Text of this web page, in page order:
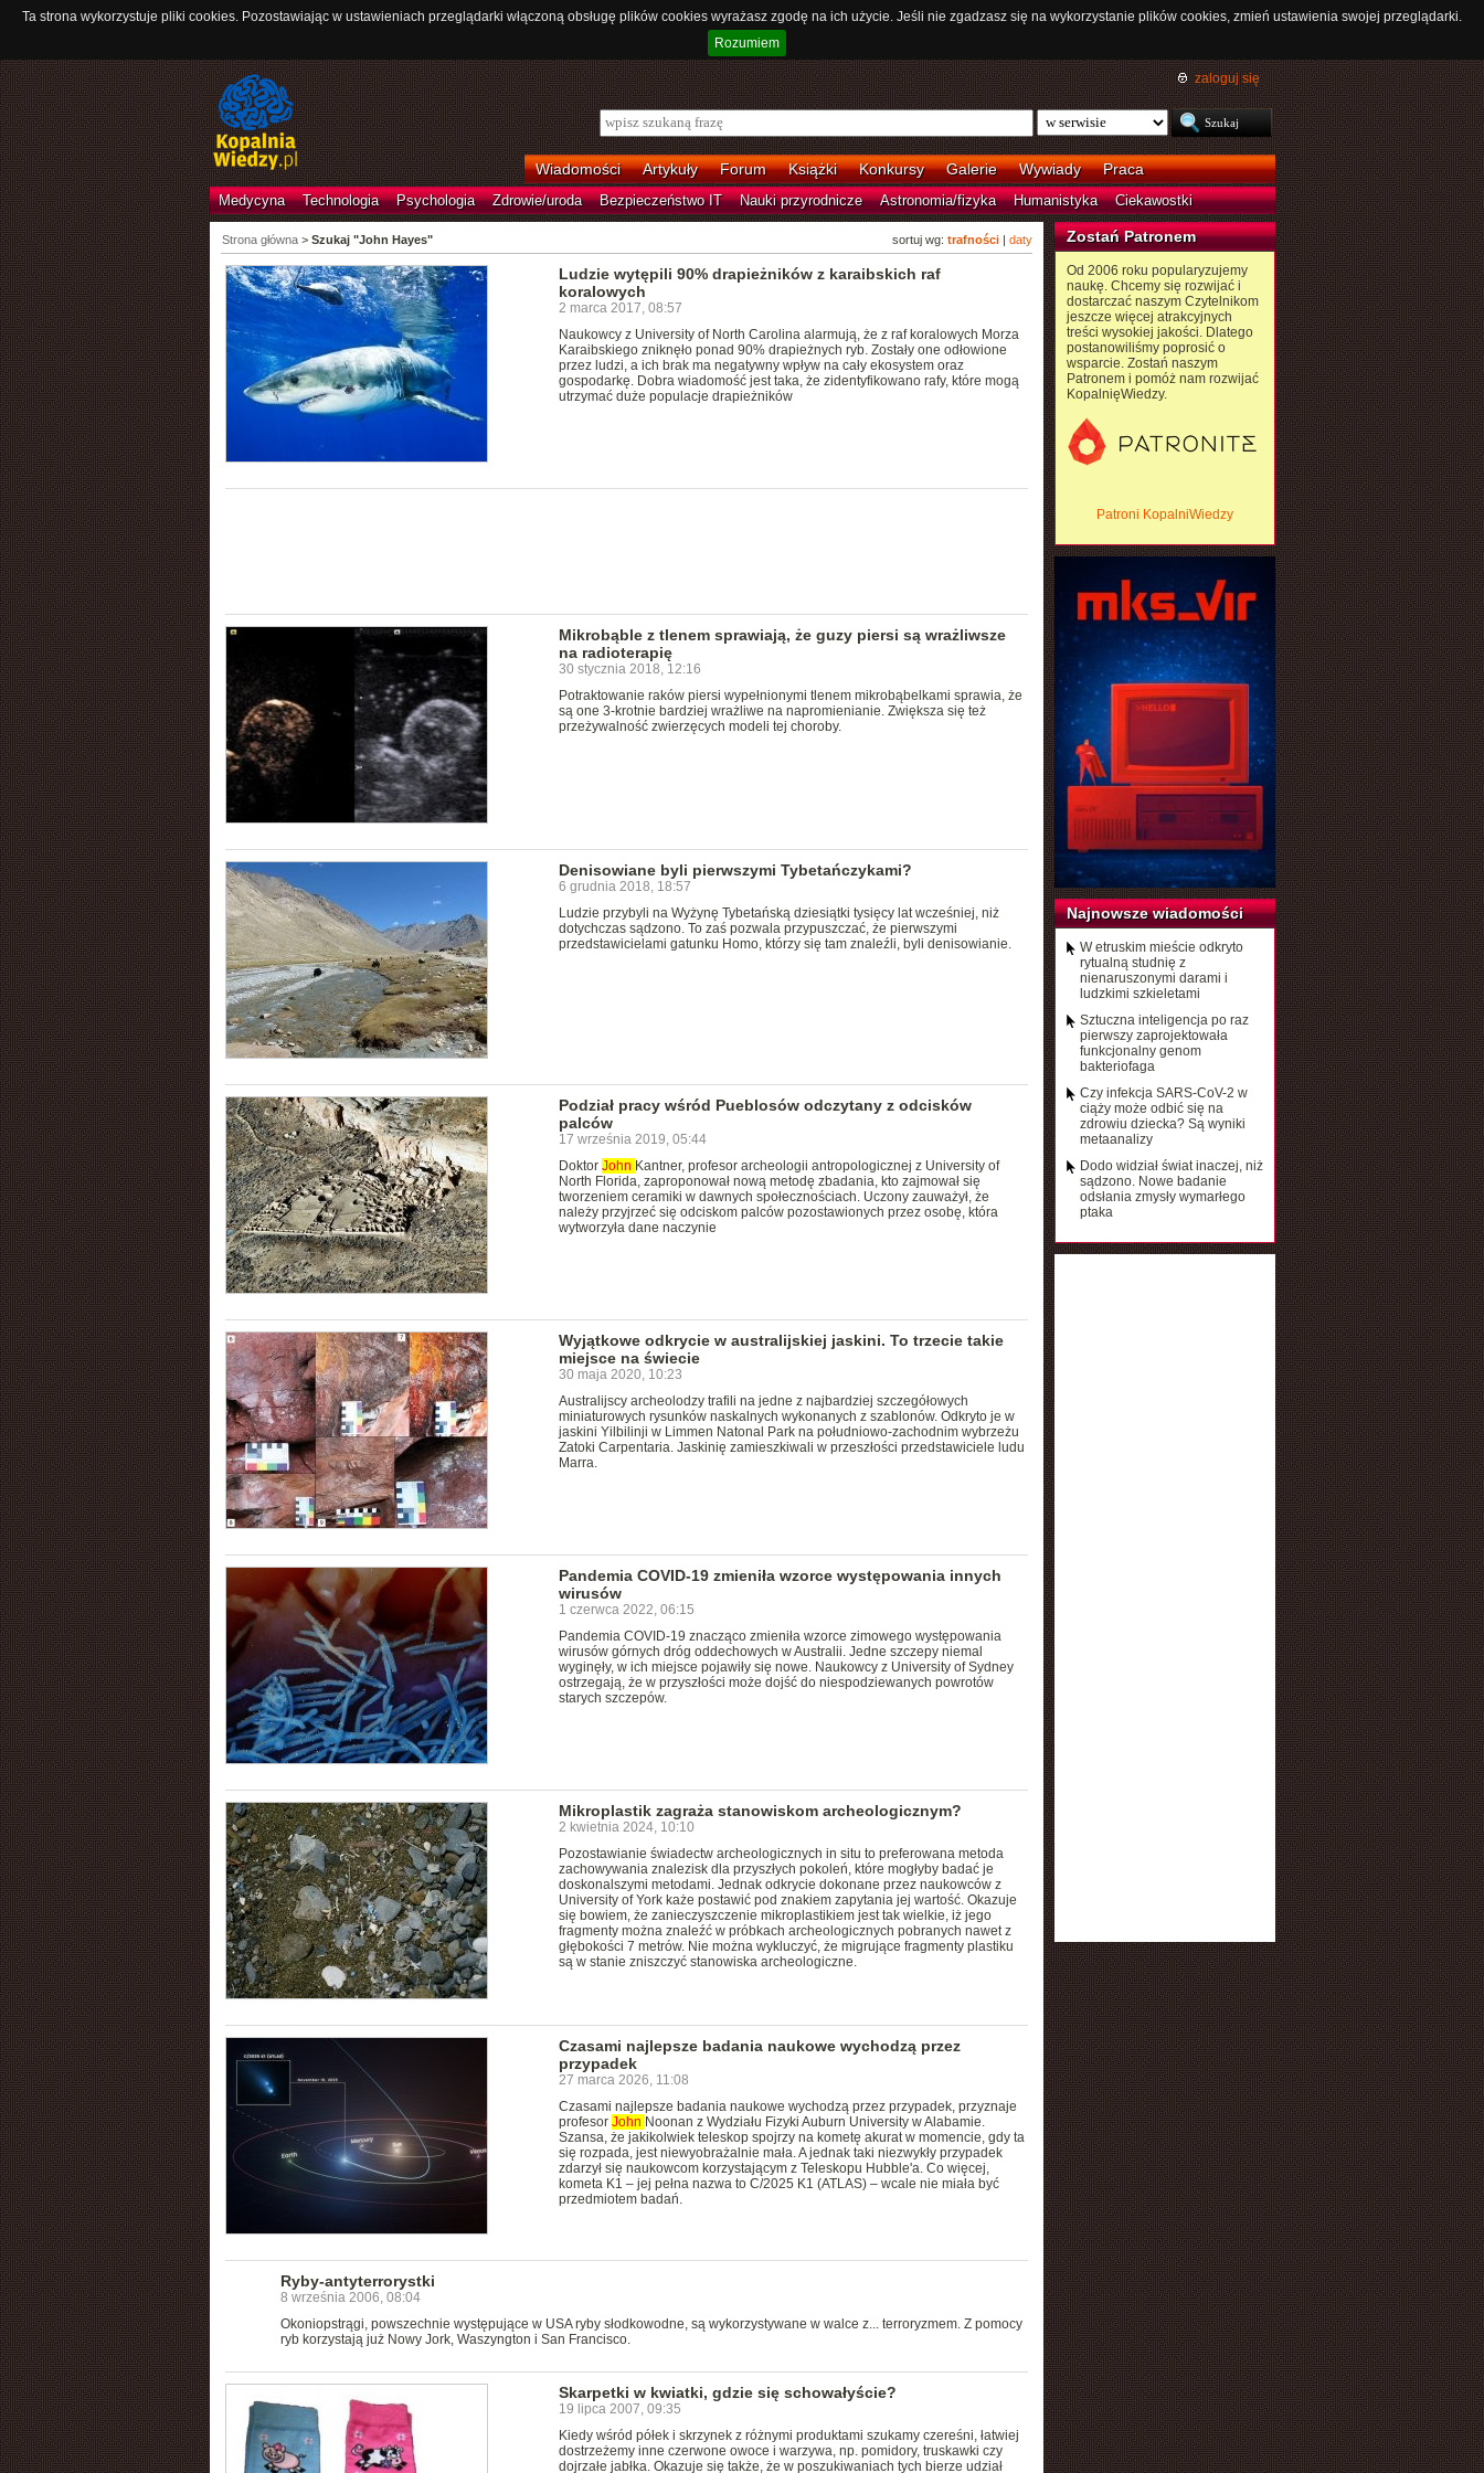
Ta strona wykorzystuje pliki cookies. Pozostawiając w ustawieniach przeglądarki włączoną obsługę plików cookies wyrażasz zgodę na ich użycie. Jeśli nie zgadzasz się na wykorzystanie plików cookies, zmień ustawienia swojej przeglądarki.
Rozumiem
zaloguj się
Wiadomości Artykuły Forum Książki Konkursy Galerie Wywiady Praca
Medycyna Technologia Psychologia Zdrowie/uroda Bezpieczeństwo IT Nauki przyrodnicze Astronomia/fizyka Humanistyka Ciekawostki
sortuj wg: trafności| daty
Strona główna> Szukaj "John Hayes"
Ludzie wytępili 90% drapieżników z karaibskich raf
koralowych
2 marca 2017, 08:57
Naukowcy z University of North Carolina alarmują, że z raf koralowych Morza
Karaibskiego zniknęło ponad 90% drapieżnych ryb. Zostały one odłowione
przez ludzi, a ich brak ma negatywny wpływ na cały ekosystem oraz
gospodarkę. Dobra wiadomość jest taka, że zidentyfikowano rafy, które mogą
utrzymać duże populacje drapieżników
Mikrobąble z tlenem sprawiają, że guzy piersi są wrażliwsze
na radioterapię
30 stycznia 2018, 12:16
Potraktowanie raków piersi wypełnionymi tlenem mikrobąbelkami sprawia, że
są one 3-krotnie bardziej wrażliwe na napromienianie. Zwiększa się też
przeżywalność zwierzęcych modeli tej choroby.
Denisowiane byli pierwszymi Tybetańczykami?
6 grudnia 2018, 18:57
Ludzie przybyli na Wyżynę Tybetańską dziesiątki tysięcy lat wcześniej, niż
dotychczas sądzono. To zaś pozwala przypuszczać, że pierwszymi
przedstawicielami gatunku Homo, którzy się tam znaleźli, byli denisowianie.
Podział pracy wśród Pueblosów odczytany z odcisków
palców
17 września 2019, 05:44
Doktor John Kantner, profesor archeologii antropologicznej z University of
North Florida, zaproponował nową metodę zbadania, kto zajmował się
tworzeniem ceramiki w dawnych społecznościach. Uczony zauważył, że
należy przyjrzeć się odciskom palców pozostawionych przez osobę, która
wytworzyła dane naczynie
Wyjątkowe odkrycie w australijskiej jaskini. To trzecie takie
miejsce na świecie
30 maja 2020, 10:23
Australijscy archeolodzy trafili na jedne z najbardziej szczegółowych
miniaturowych rysunków naskalnych wykonanych z szablonów. Odkryto je w
jaskini Yilbilinji w Limmen Natonal Park na południowo-zachodnim wybrzeżu
Zatoki Carpentaria. Jaskinię zamieszkiwali w przeszłości przedstawiciele ludu
Marra.
Pandemia COVID-19 zmieniła wzorce występowania innych
wirusów
1 czerwca 2022, 06:15
Pandemia COVID-19 znacząco zmieniła wzorce zimowego występowania
wirusów górnych dróg oddechowych w Australii. Jedne szczepy niemal
wyginęły, w ich miejsce pojawiły się nowe. Naukowcy z University of Sydney
ostrzegają, że w przyszłości może dojść do niespodziewanych powrotów
starych szczepów.
Mikroplastik zagraża stanowiskom archeologicznym?
2 kwietnia 2024, 10:10
Pozostawianie świadectw archeologicznych in situ to preferowana metoda
zachowywania znalezisk dla przyszłych pokoleń, które mogłyby badać je
doskonalszymi metodami. Jednak odkrycie dokonane przez naukowców z
University of York każe postawić pod znakiem zapytania jej wartość. Okazuje
się bowiem, że zanieczyszczenie mikroplastikiem jest tak wielkie, iż jego
fragmenty można znaleźć w próbkach archeologicznych pobranych nawet z
głębokości 7 metrów. Nie można wykluczyć, że migrujące fragmenty plastiku
są w stanie zniszczyć stanowiska archeologiczne.
Czasami najlepsze badania naukowe wychodzą przez
przypadek
27 marca 2026, 11:08
Czasami najlepsze badania naukowe wychodzą przez przypadek, przyznaje
profesor John Noonan z Wydziału Fizyki Auburn University w Alabamie.
Szansa, że jakikolwiek teleskop spojrzy na kometę akurat w momencie, gdy ta
się rozpada, jest niewyobrażalnie mała. A jednak taki niezwykły przypadek
zdarzył się naukowcom korzystającym z Teleskopu Hubble'a. Co więcej,
kometa K1 – jej pełna nazwa to C/2025 K1 (ATLAS) – wcale nie miała być
przedmiotem badań.
Ryby-antyterrorystki
8 września 2006, 08:04
Okoniopstrągi, powszechnie występujące w USA ryby słodkowodne, są wykorzystywane w walce z... terroryzmem. Z pomocy
ryb korzystają już Nowy Jork, Waszyngton i San Francisco.
Skarpetki w kwiatki, gdzie się schowałyście?
19 lipca 2007, 09:35
Kiedy wśród półek i skrzynek z różnymi produktami szukamy czereśni, łatwiej
dostrzeżemy inne czerwone owoce i warzywa, np. pomidory, truskawki czy
dojrzałe jabłka. Okazuje się także, że w poszukiwaniach tych bierze udział
Zostań Patronem
Od 2006 roku popularyzujemy
naukę. Chcemy się rozwijać i
dostarczać naszym Czytelnikom
jeszcze więcej atrakcyjnych
treści wysokiej jakości. Dlatego
postanowiliśmy poprosić o
wsparcie. Zostań naszym
Patronem i pomóż nam rozwijać
KopalnięWiedzy.
Patroni KopalniWiedzy
Najnowsze wiadomości
W etruskim mieście odkryto
rytualną studnię z
nienaruszonymi darami i
ludzkimi szkieletami
Sztuczna inteligencja po raz
pierwszy zaprojektowała
funkcjonalny genom
bakteriofaga
Czy infekcja SARS-CoV-2 w
ciąży może odbić się na
zdrowiu dziecka? Są wyniki
metaanalizy
Dodo widział świat inaczej, niż
sądzono. Nowe badanie
odsłania zmysły wymarłego
ptaka